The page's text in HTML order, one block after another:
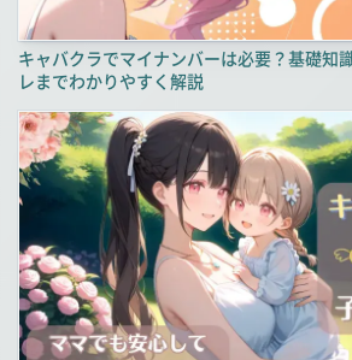
キャバクラでマイナンバーは必要？基礎知
レまでわかりやすく解説